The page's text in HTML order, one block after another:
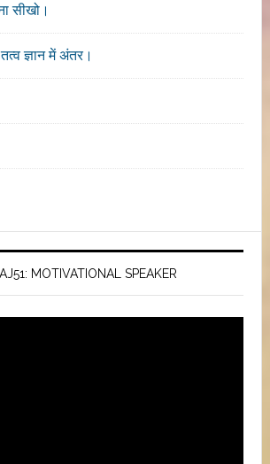
सीखो।
ज्ञान में अंतर।
MOTIVATIONAL SPEAKER